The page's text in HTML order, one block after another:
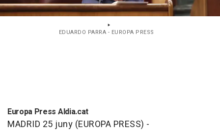
EDUARDO PARRA - EUROPA PRESS
Europa Press Aldia.cat
MADRID 25 juny (EUROPA PRESS) -